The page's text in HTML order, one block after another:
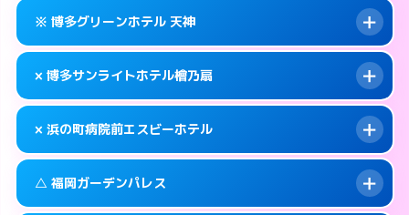
map 福岡市中央区渡辺通5-15-14
info このホテルの詳細ページを見る →
案内方法: カードキーにつきホテルの入り口で
待ち合わせ。
info このホテルの詳細ページを見る →
案内方法: 女性が直接お部屋まで伺います。
smartphone 050-1807-3131
map 福岡市中央区渡辺通5-7-22
info このホテルの詳細ページを見る →
※ 博多グリーンホテル 天神
案内方法:カードキーにつきホテルの入り口で
待ち合わせ。
× 博多サンライトホテル檜乃扇
案内方法:派遣できません。
smartphone 092-522-0080
× 浜の町病院前エスビーホテル
△ 福岡ガーデンパレス